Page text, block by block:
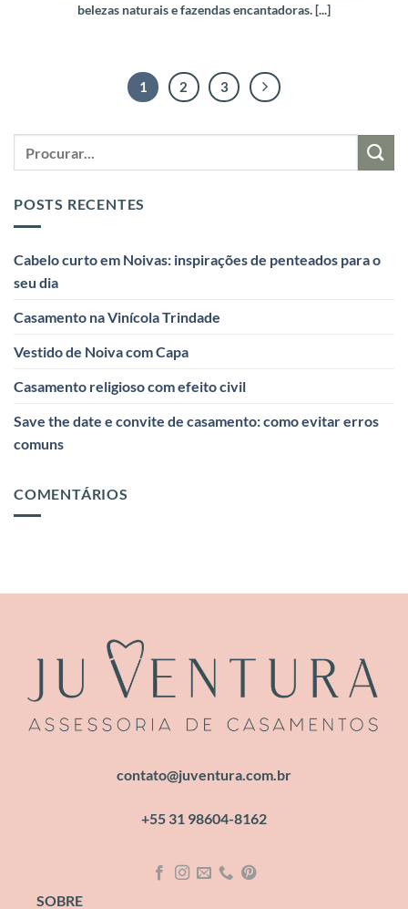
belezas naturais e fazendas encantadoras. [...]
1 2 3
POSTS RECENTES
Cabelo curto em Noivas: inspirações de penteados para o
seu dia
Casamento na Vinícola Trindade
Vestido de Noiva com Capa
Casamento religioso com efeito civil
Save the date e convite de casamento: como evitar erros
comuns
COMENTÁRIOS
contato@juventura.com.br
+55 31 98604-8162
SOBRE